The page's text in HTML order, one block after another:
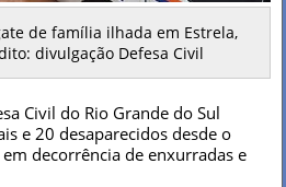
de família ilhada em Estrela,
divulgação Defesa Civil
Civil do Rio Grande do Sul
e 20 desaparecidos desde o
decorrência de enxurradas e